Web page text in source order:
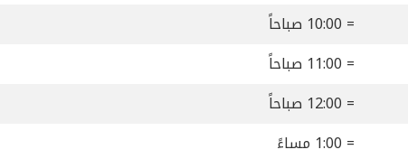
= 10:00 صباحاً
= 11:00 صباحاً
= 12:00 صباحاً
= 1:00 مساءً